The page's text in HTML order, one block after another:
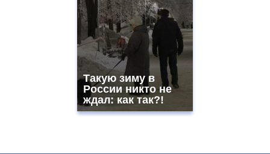
Такую зиму в
России никто не
ждал: как так?!